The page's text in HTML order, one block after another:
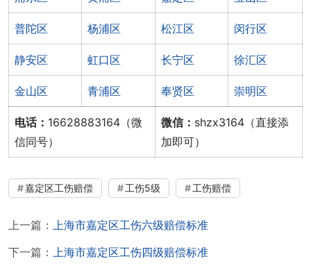
普陀区 杨浦区 松江区 闵行区
静安区 虹口区 长宁区 徐汇区
金山区 青浦区 奉贤区 崇明区
电话： 16628883164（微
信同号）
微信： shzx3164（直接添
加即可）
嘉定区工伤赔偿 工伤5级 工伤赔偿
上一篇：
上海市嘉定区工伤六级赔偿标准
下一篇：
上海市嘉定区工伤四级赔偿标准